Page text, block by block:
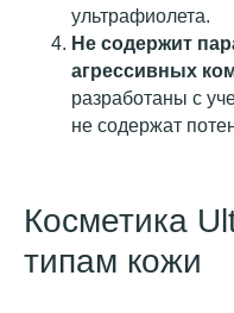
ультрафиолета.
Не содержит
агрессивных
разработаны с
не содержат
Косметика
типам кожи